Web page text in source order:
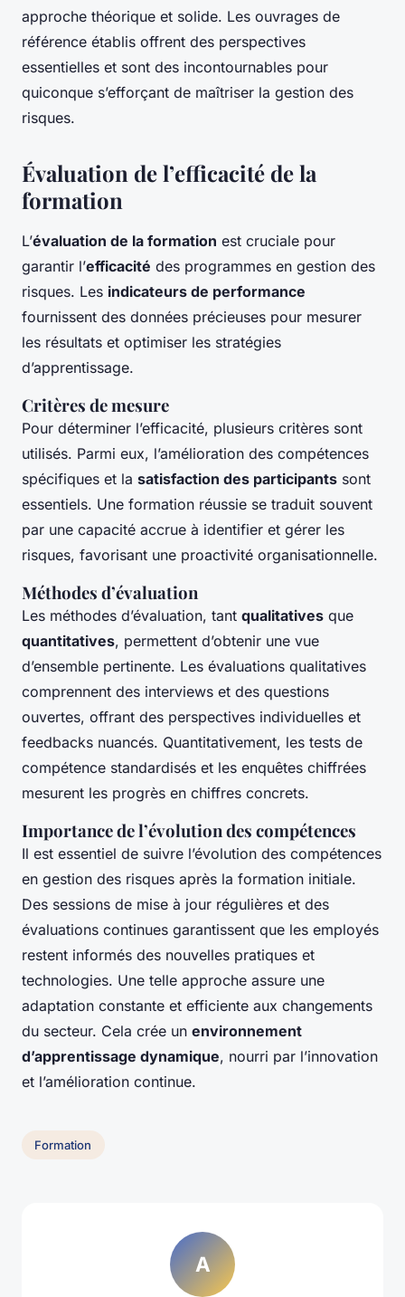
approche théorique et solide. Les ouvrages de
référence établis offrent des perspectives
essentielles et sont des incontournables pour
quiconque s’efforçant de maîtriser la gestion des
risques.
Évaluation de l’efficacité de la
formation
L’évaluation de la formation est cruciale pour
garantir l’efficacité des programmes en gestion des
risques. Les indicateurs de performance
fournissent des données précieuses pour mesurer
les résultats et optimiser les stratégies
d’apprentissage.
Critères de mesure
Pour déterminer l’efficacité, plusieurs critères sont
utilisés. Parmi eux, l’amélioration des compétences
spécifiques et la satisfaction des participants sont
essentiels. Une formation réussie se traduit souvent
par une capacité accrue à identifier et gérer les
risques, favorisant une proactivité organisationnelle.
Méthodes d’évaluation
Les méthodes d’évaluation, tant qualitatives que
quantitatives, permettent d’obtenir une vue
d’ensemble pertinente. Les évaluations qualitatives
comprennent des interviews et des questions
ouvertes, offrant des perspectives individuelles et
feedbacks nuancés. Quantitativement, les tests de
compétence standardisés et les enquêtes chiffrées
mesurent les progrès en chiffres concrets.
Importance de l’évolution des compétences
Il est essentiel de suivre l’évolution des compétences
en gestion des risques après la formation initiale.
Des sessions de mise à jour régulières et des
évaluations continues garantissent que les employés
restent informés des nouvelles pratiques et
technologies. Une telle approche assure une
adaptation constante et efficiente aux changements
du secteur. Cela crée un environnement
d’apprentissage dynamique, nourri par l’innovation
et l’amélioration continue.
Formation
A